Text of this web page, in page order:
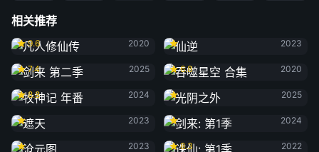
相关推荐
凡人修仙传
9.6
2020
2023
剑来 第二季
7.4
2025
吞噬星空 合集
6.8
2020
牧神记 年番
8.8
2024
光阴之外
2025
遮天
2023
剑来: 第1季
2024
沧元图
2023
诛仙: 第1季
8.3
2022